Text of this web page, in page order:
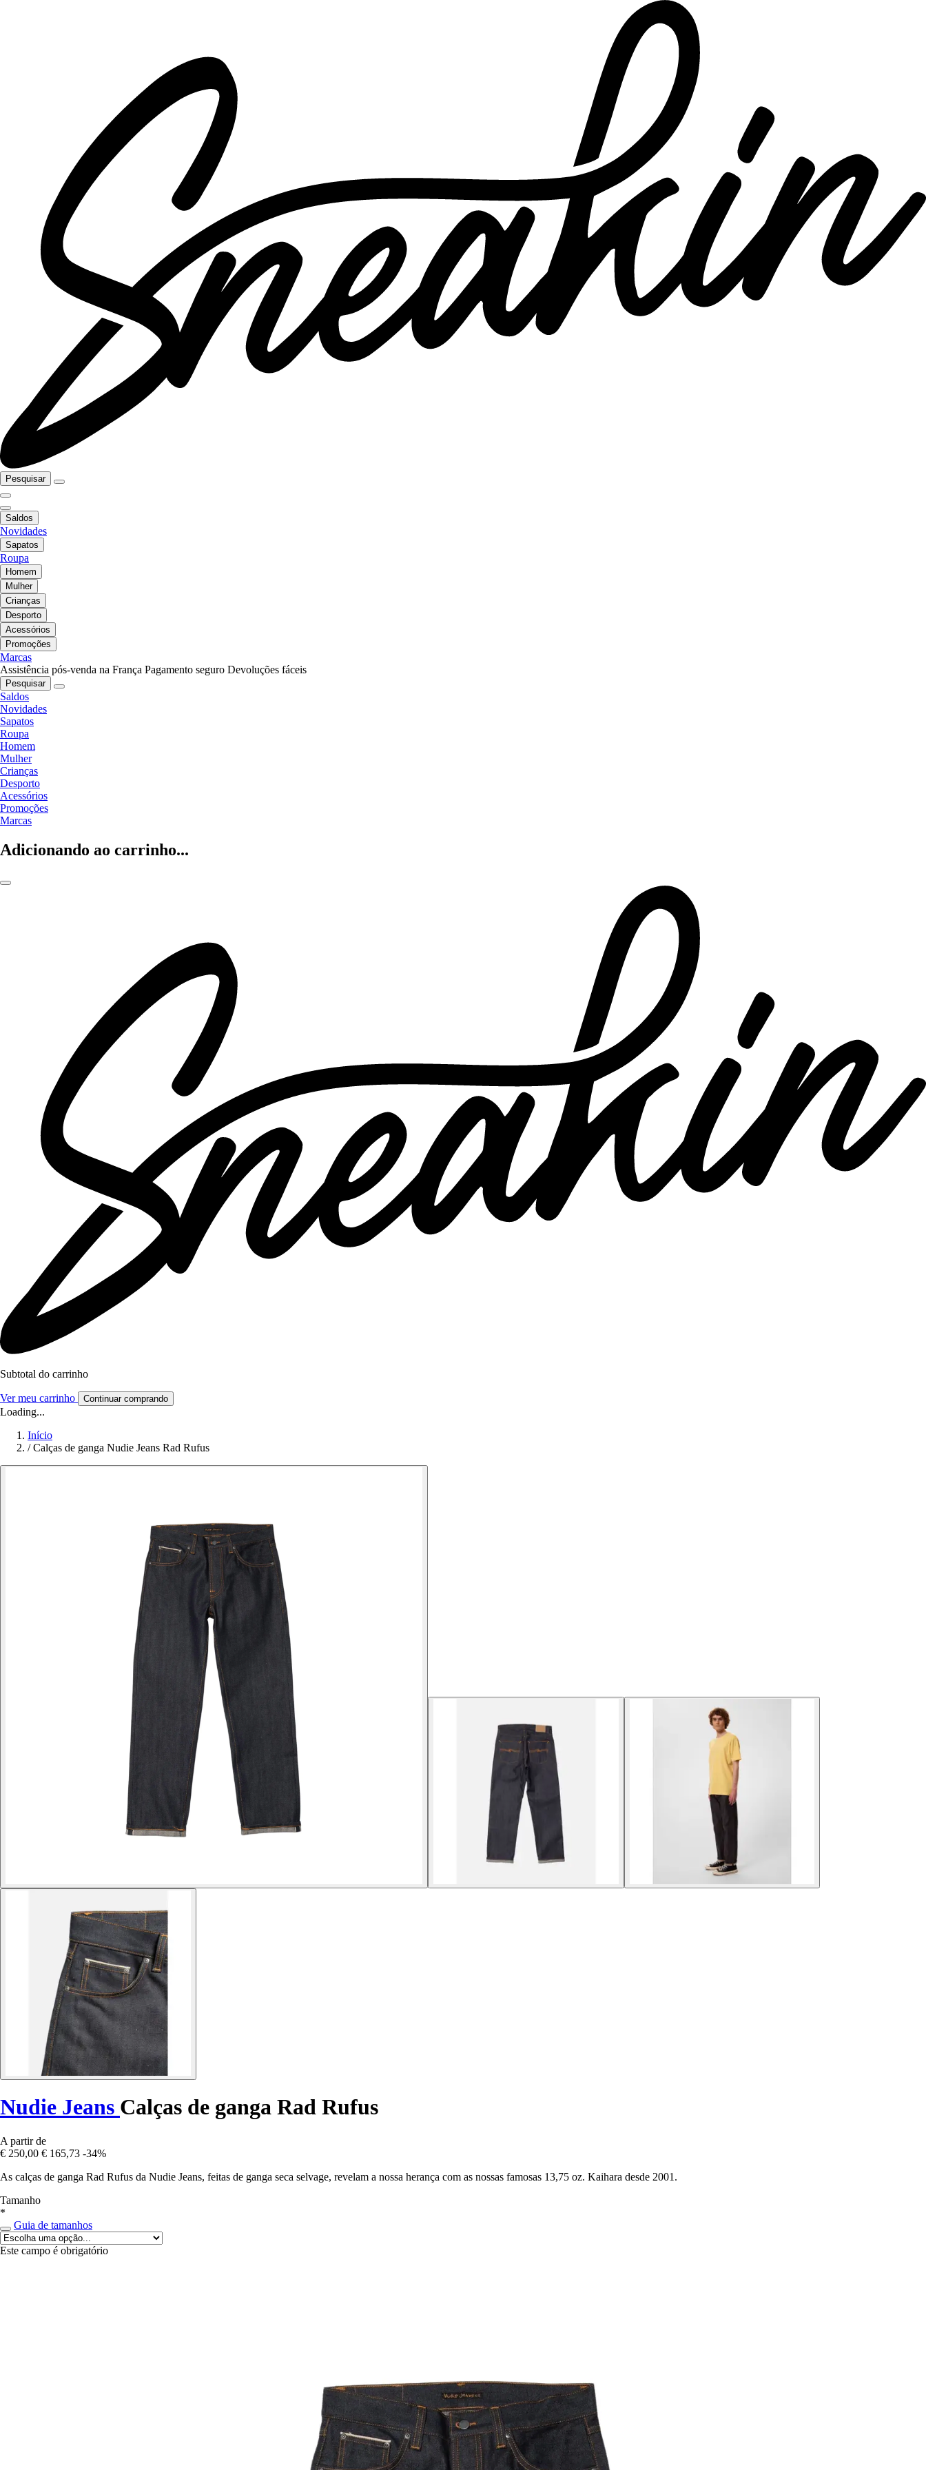
Pesquisar
Saldos
Novidades
Sapatos
Roupa
Homem
Mulher
Crianças
Desporto
Acessórios
Promoções
Marcas
Assistência pós-venda na França Pagamento seguro Devoluções fáceis
Pesquisar
Saldos
Novidades
Sapatos
Roupa
Homem
Mulher
Crianças
Desporto
Acessórios
Promoções
Marcas
Adicionando ao carrinho...
Subtotal do carrinho
Ver meu carrinho Continuar comprando
Loading...
Início
/ Calças de ganga Nudie Jeans Rad Rufus
Nudie Jeans Calças de ganga Rad Rufus
A partir de
€ 250,00 € 165,73 -34%
As calças de ganga Rad Rufus da Nudie Jeans, feitas de ganga seca selvage, revelam a nossa herança com as nossas famosas 13,75 oz. Kaihara desde 2001.
Tamanho
*
Guia de tamanhos
Este campo é obrigatório